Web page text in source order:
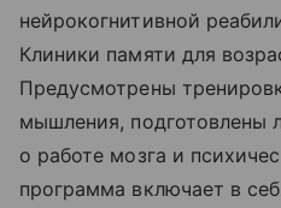
нейрокогнитивной
Клиники памяти для
Предусмотрены
мышления, подготовлены
о работе мозга и
программа включает в